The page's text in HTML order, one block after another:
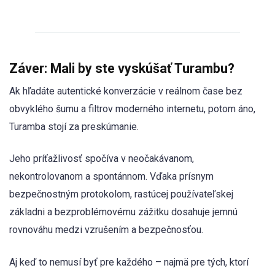
Záver: Mali by ste vyskúšať Turambu?
Ak hľadáte autentické konverzácie v reálnom čase bez
obvyklého šumu a filtrov moderného internetu, potom áno,
Turamba stojí za preskúmanie.
Jeho príťažlivosť spočíva v neočakávanom,
nekontrolovanom a spontánnom. Vďaka prísnym
bezpečnostným protokolom, rastúcej používateľskej
základni a bezproblémovému zážitku dosahuje jemnú
rovnováhu medzi vzrušením a bezpečnosťou.
Aj keď to nemusí byť pre každého – najmä pre tých, ktorí